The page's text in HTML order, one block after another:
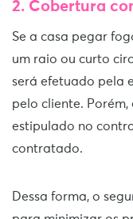
2. Cobertura
Se a casa pegar
um raio ou curto
será efetuado pela
pelo cliente.
estipulado no
contratado.
Dessa forma, o